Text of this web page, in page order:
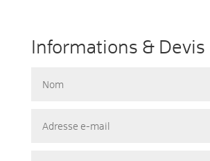
Informations & Devis